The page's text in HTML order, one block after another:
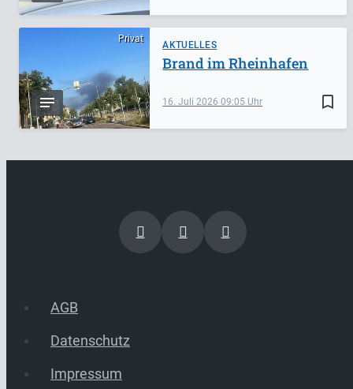
Privat
AKTUELLES
bookmark_border
16. Juli 202609:05
Brand im Rheinhafen
AGB
Datenschutz
Impressum